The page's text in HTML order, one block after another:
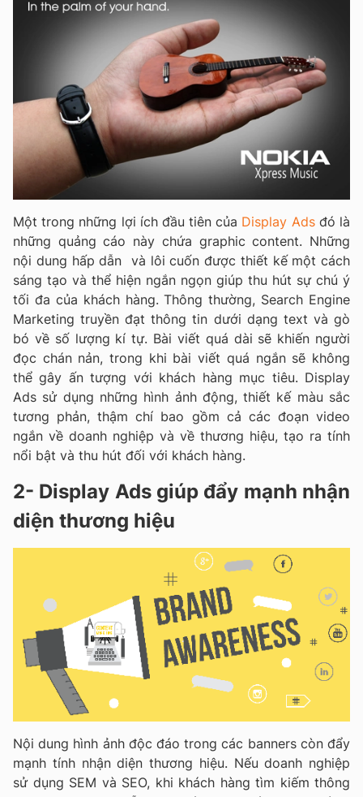
Một trong những lợi ích đầu tiên của Display Adsđó là
những quảng cáo này chứa graphic content. Những
nội dung hấp dẫn và lôi cuốn được thiết kế một cách
sáng tạo và thể hiện ngắn ngọn giúp thu hút sự chú ý
tối đa của khách hàng. Thông thường, Search Engine
Marketing truyền đạt thông tin dưới dạng text và gò
bó về số lượng kí tự. Bài viết quá dài sẽ khiến người
đọc chán nản, trong khi bài viết quá ngắn sẽ không
thể gây ấn tượng với khách hàng mục tiêu. Display
Ads sử dụng những hình ảnh động, thiết kế màu sắc
tương phản, thậm chí bao gồm cả các đoạn video
ngắn về doanh nghiệp và về thương hiệu, tạo ra tính
nổi bật và thu hút đối với khách hàng.
2- Display Ads giúp đẩy mạnh nhận
diện thương hiệu
Nội dung hình ảnh độc đáo trong các banners còn đẩy
mạnh tính nhận diện thương hiệu. Nếu doanh nghiệp
sử dụng SEM và SEO, khi khách hàng tìm kiếm thông